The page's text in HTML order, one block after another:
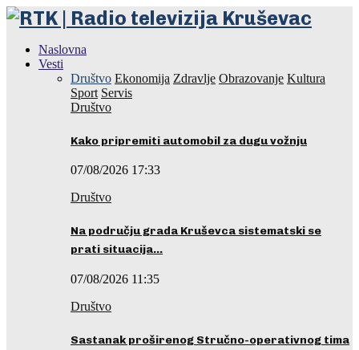
Naslovna
Vesti
Društvo Ekonomija Zdravlje Obrazovanje Kultura
Sport Servis
Društvo
Kako pripremiti automobil za dugu vožnju
07/08/2026 17:33
Društvo
Na području grada Kruševca sistematski se
prati situacija…
07/08/2026 11:35
Društvo
Sastanak proširenog Stručno-operativnog tima